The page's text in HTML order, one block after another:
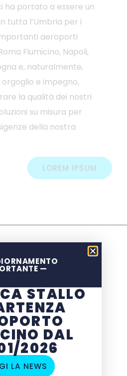
ha portato a essere un
tutta l’Umbria per i
aeroporti
Fiumicino, Napoli,
e, naturalmente,
orgoglio e impegno,
la qualità dei nostri
su misura per
della nostra
LOREM IPSUM
—
STALLO
DAL
2026
LA NEWS